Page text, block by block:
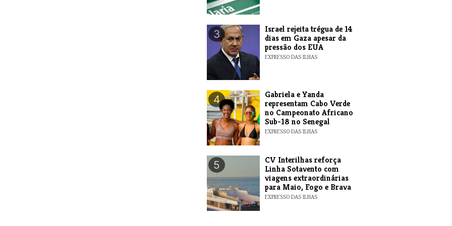
3
​Israel rejeita trégua de 14
dias em Gaza apesar da
pressão dos EUA
EXPRESSO DAS ILHAS
4
Gabriela e Yanda
representam Cabo Verde
no Campeonato Africano
Sub-18 no Senegal
EXPRESSO DAS ILHAS
5
​CV Interilhas reforça
Linha Sotavento com
viagens extraordinárias
para Maio, Fogo e Brava
EXPRESSO DAS ILHAS